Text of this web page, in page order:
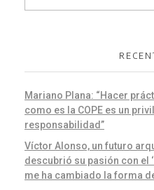
Mariano Plana: “Hacer
como es la COPE es un
responsabilidad”
Víctor Alonso, un futuro
descubrió su pasión con el
me ha cambiado la forma